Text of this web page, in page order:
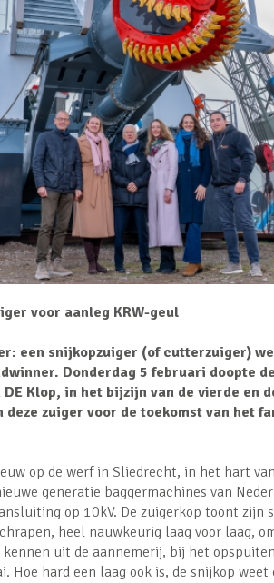
voor aanleg KRW-geul
een snijkopzuiger (of cutterzuiger)
Donderdag 5 februari doopte
Klop, in het bijzijn van de vierde en
deze zuiger voor de toekomst van het
op de werf in Sliedrecht, in het hart
generatie baggermachines van
op 10kV. De zuigerkop toont zijn
heel nauwkeurig laag voor laag,
uit de aannemerij, bij het
Hoe hard een laag ook is, de snijkop weet